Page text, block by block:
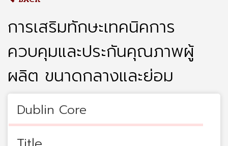
การเสริมทักษะเทคนิคการ
ควบคุมและประกันคุณภาพผู้
ผลิต ขนาดกลางและย่อม
Dublin Core